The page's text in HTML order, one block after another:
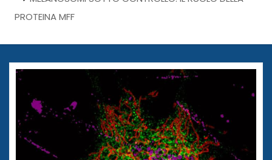
PROTEINA MFF